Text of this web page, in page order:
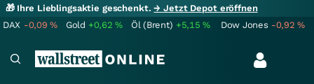
🎁 Ihre Lieblingsaktie geschenkt.→ Jetzt Depot eröffnen
DAX -0,09% Gold +0,62% Öl (Brent) +5,15% Dow Jones -0,92%